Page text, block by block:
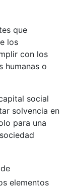
que
los
con los
humanas o
social
solvencia en
para una
elementos